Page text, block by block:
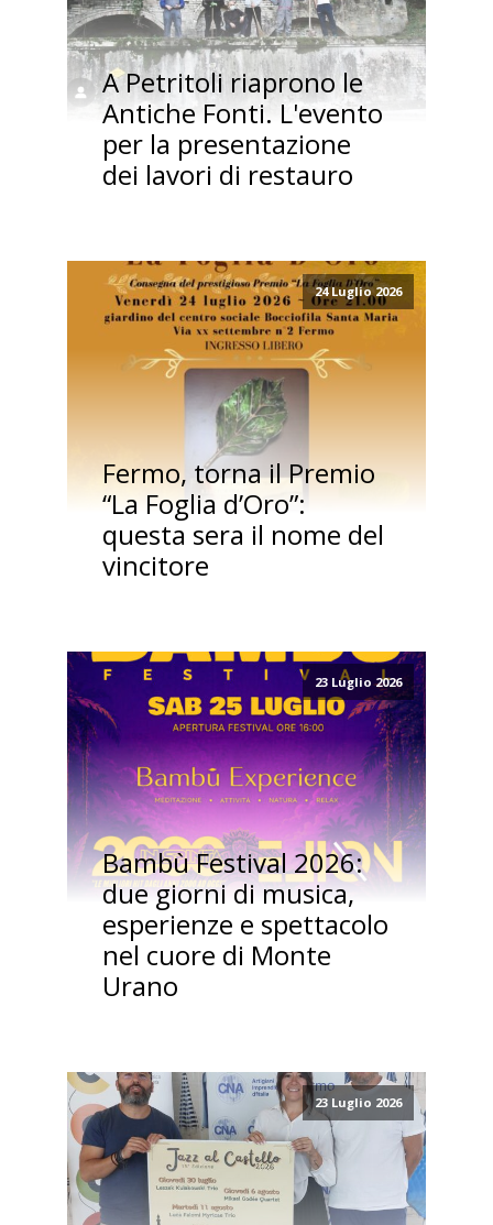
A Petritoli riaprono le
Antiche Fonti. L'evento
per la presentazione
dei lavori di restauro
24 Luglio 2026
Fermo, torna il Premio
“La Foglia d’Oro”:
questa sera il nome del
vincitore
23 Luglio 2026
Bambù Festival 2026:
due giorni di musica,
esperienze e spettacolo
nel cuore di Monte
Urano
23 Luglio 2026